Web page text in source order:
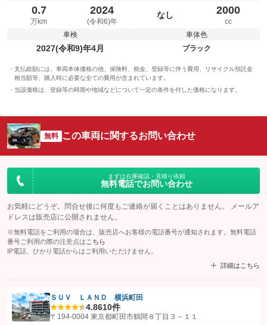
0.7
万km
2024
(令和6)年
なし 2000
cc
車検
2027(令和9)年4月
車体色
ブラック
支払総額には、車両本体価格の他、保険料、税金、登録等に伴う費用、リサイクル預託金
相当額等、購入時に必要な全ての費用が含まれています。
当該価格は、登録等の時期や地域などについて一定の条件を付した価格になります。
無料 この車両に関するお問い合わせ
まずは在庫確認・見積り依頼
無料電話でお問い合わせ
お気軽にどうぞ。問合せ後に何度もご連絡が届くことはありません。 メールア
ドレスは販売店に公開されません。
※無料電話をご利用の場合は、販売店へお客様の電話番号が通知されます。無料電話
番号ご利用の際の注意点は こちら
IP電話、ひかり電話からはご利用いただけません。
詳細はこちら
【STEP1】認証画面でグーネットを友だち追加してから「許可する」ボタンを押
ＳＵＶ ＬＡＮＤ 横浜町田
4.8610件
〒194-0004 東京都町田市鶴間８丁目３－１１